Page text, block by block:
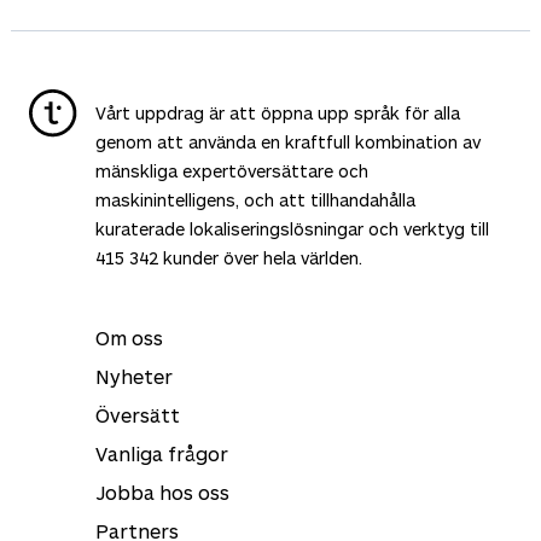
ändamål.
organ varierar kraven från land till land. I vissa fall, t.ex.
att uppfylla rättsliga krav.
Vanligtvis tar det allt från några dagar till en vecka.
Vårt uppdrag är att öppna upp språk för alla
genom att använda en kraftfull kombination av
mänskliga expertöversättare och
maskinintelligens, och att tillhandahålla
kuraterade lokaliseringslösningar och verktyg till
415 342 kunder över hela världen.
Om oss
Nyheter
Översätt
Vanliga frågor
Jobba hos oss
Partners